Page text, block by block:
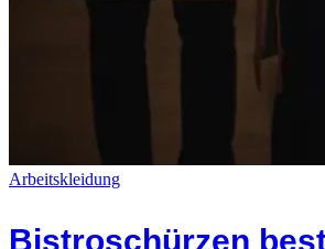
Arbeitskleidung
Bistroschürzen